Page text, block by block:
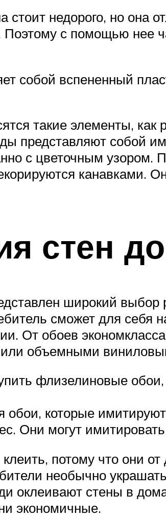
стоит недорого, но она
Поэтому с помощью нее
собой вспененный
такие элементы,
представляют собой
с цветочным
канавками.
стен
широкий
сможет для себя
От обоев
объемными
флизелиновые
обои, которые
Они могут
потому что они
необычно
оклеивают стены в
экономичные.